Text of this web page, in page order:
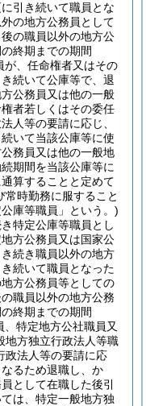
引き続いて職員とな
の地方公務員として
の職員以外の地方公
終期までの期間
が、任命権者又はその
続いて公庫等で、退
公務員又は他の一般
者若しくはその委任
人等の要請に応じ、
いて当該公庫等に使
務員又は他の一般地
期間を当該公庫等に
算することと定めて
常時勤務に服すること
庫等職員」という。)
特定公庫等職員とし
方公務員又は国家公
続き職員以外の地方
続いて職員となった
方公務員等としての
職員以外の地方公務
終期までの期間
特定地方公社職員又
地方独立行政法人等職
政法人等の要請に応
るため退職し、か
として在職した後引
は、特定一般地方独